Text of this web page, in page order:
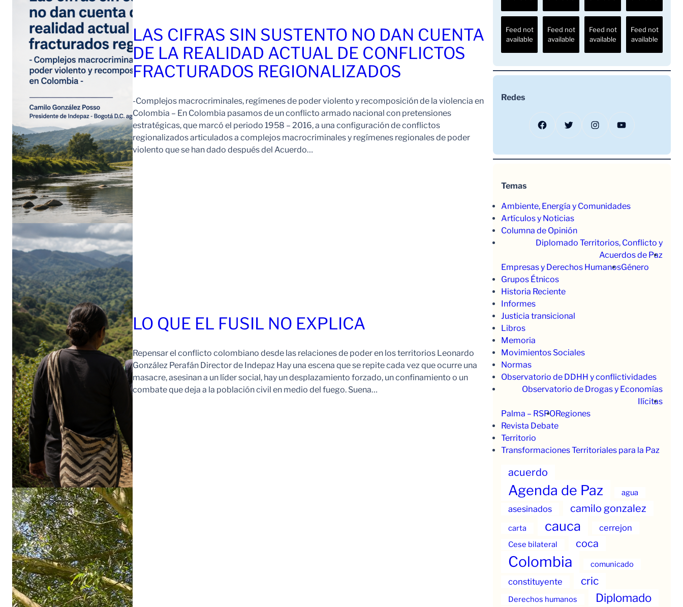
LAS CIFRAS SIN SUSTENTO NO DAN CUENTA
DE LA REALIDAD ACTUAL DE CONFLICTOS
FRACTURADOS REGIONALIZADOS
-Complejos macrocriminales, regímenes de poder violento y recomposición de la violencia en
Colombia – En Colombia pasamos de un conflicto armado nacional con pretensiones
estratégicas, que marcó el periodo 1958 – 2016, a una configuración de conflictos
regionalizados articulados a complejos macrocriminales y regímenes regionales de poder
violento que se han dado después del Acuerdo…
LO QUE EL FUSIL NO EXPLICA
Repensar el conflicto colombiano desde las relaciones de poder en los territorios Leonardo
González Perafán Director de Indepaz Hay una escena que se repite cada vez que ocurre una
masacre, asesinan a un líder social, hay un desplazamiento forzado, un confinamiento o un
combate que deja a la población civil en medio del fuego. Suena…
Feed not
available
Feed not
available
Feed not
available
Feed not
available
Redes
Facebook Twitter Instagram YouTube
Temas
Ambiente, Energía y Comunidades
Artículos y Noticias
Columna de Opinión
Diplomado Territorios, Conflicto y
Acuerdos de Paz
Empresas y Derechos HumanosGénero
Grupos Étnicos
Historia Reciente
Informes
Justicia transicional
Libros
Memoria
Movimientos Sociales
Normas
Observatorio de DDHH y conflictividades
Observatorio de Drogas y Economías
Ilícitas
Palma – RSPORegiones
Revista Debate
Territorio
Transformaciones Territoriales para la Paz
acuerdo
Agenda de Paz agua
asesinados camilo gonzalez
carta cauca cerrejon
Cese bilateral coca
Colombia comunicado
constituyente cric
Derechos humanos Diplomado